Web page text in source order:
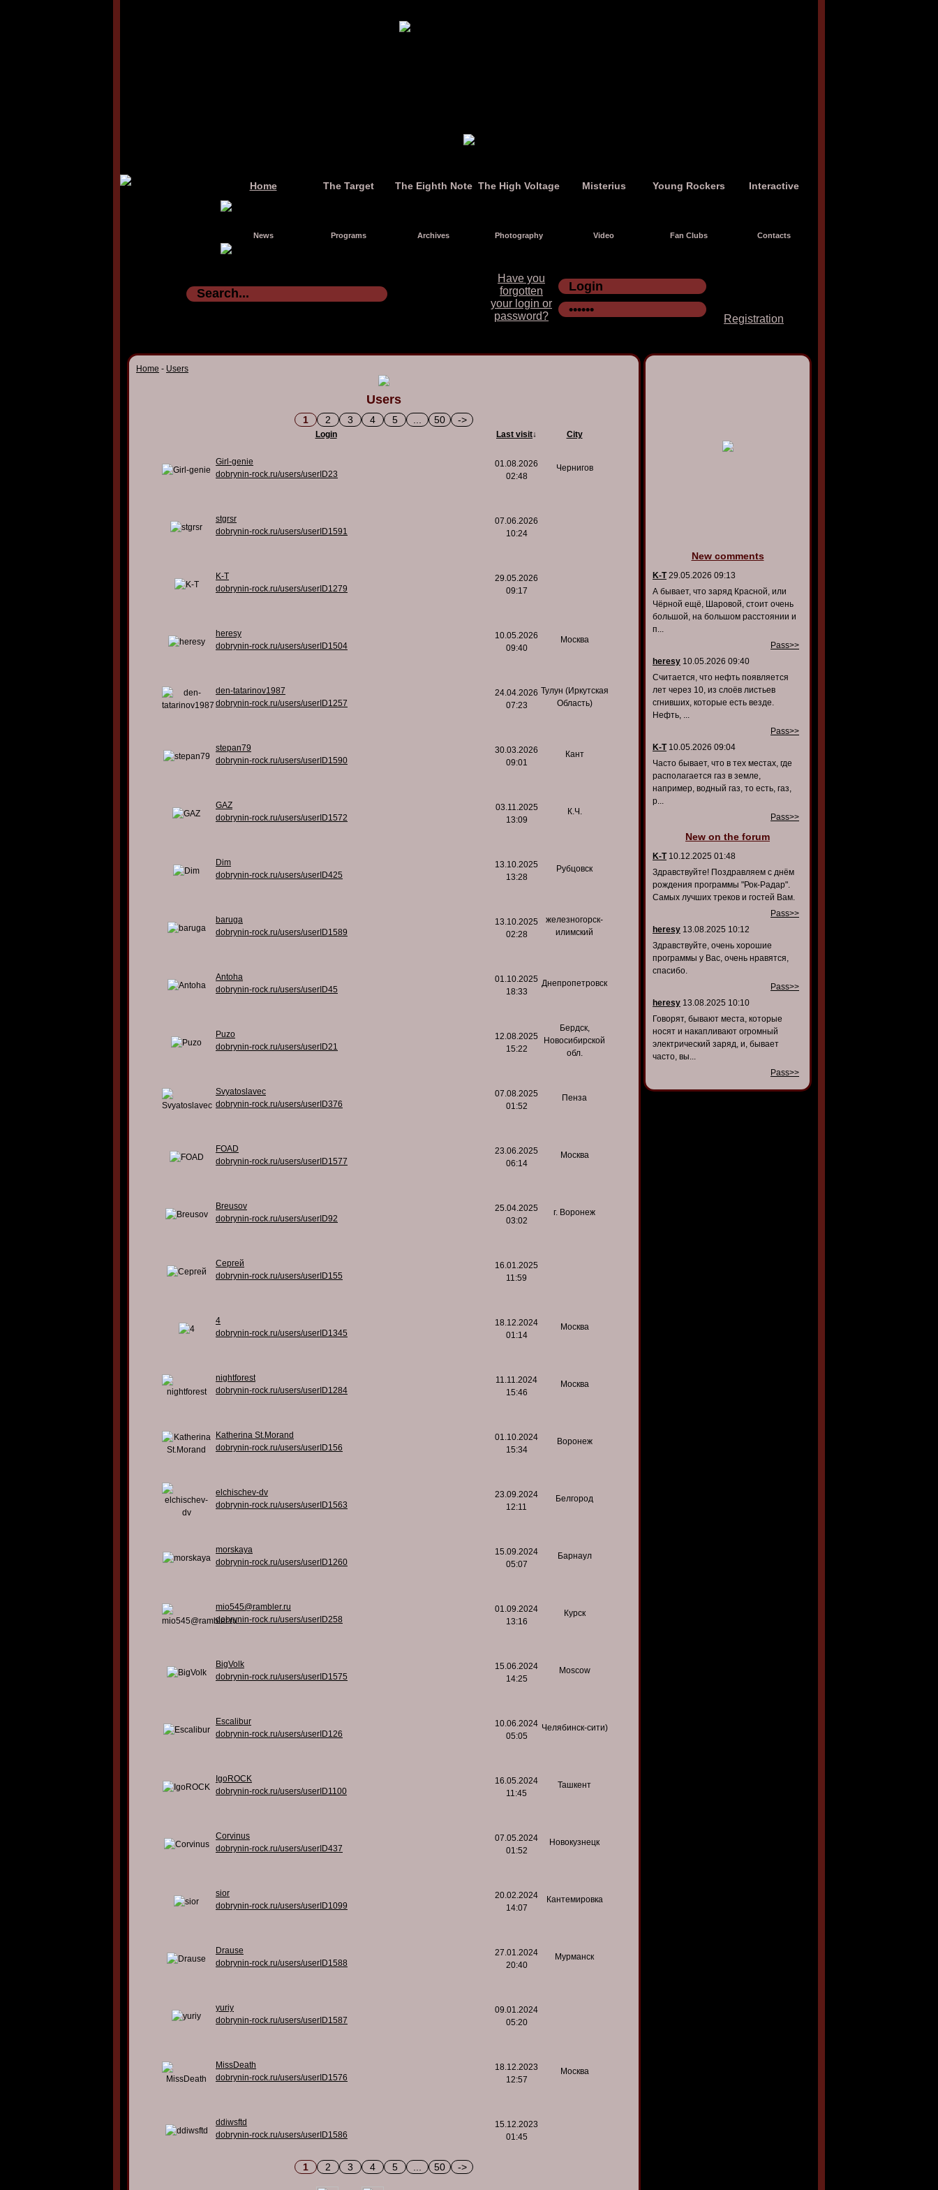
Home The Target The Eighth Note The High Voltage Misterius Young Rockers Interactive
News Programs Archives Photography Video Fan Clubs Contacts
Have you
forgotten
your login or
password?
Registration
Home - Users
Users
1 2 3 4 5 50 ->
Login Last visit↓ City
Girl-genie
dobrynin-rock.ru/users/userID23
01.08.2026
02:48
Чернигов
stgrsr
dobrynin-rock.ru/users/userID1591
07.06.2026
10:24
K-T
dobrynin-rock.ru/users/userID1279
29.05.2026
09:17
heresy
dobrynin-rock.ru/users/userID1504
10.05.2026
09:40
Москва
den-tatarinov1987
dobrynin-rock.ru/users/userID1257
24.04.2026
07:23
Тулун (Иркутская
Область)
stepan79
dobrynin-rock.ru/users/userID1590
30.03.2026
09:01
Кант
GAZ
dobrynin-rock.ru/users/userID1572
03.11.2025
13:09
К.Ч.
Dim
dobrynin-rock.ru/users/userID425
13.10.2025
13:28
Рубцовск
baruga
dobrynin-rock.ru/users/userID1589
13.10.2025
02:28
железногорск-
илимский
Antoha
dobrynin-rock.ru/users/userID45
01.10.2025
18:33
Днепропетровск
Puzo
dobrynin-rock.ru/users/userID21
12.08.2025
15:22
Бердск,
Новосибирской
обл.
Svyatoslavec
dobrynin-rock.ru/users/userID376
07.08.2025
01:52
Пенза
FOAD
dobrynin-rock.ru/users/userID1577
23.06.2025
06:14
Москва
Breusov
dobrynin-rock.ru/users/userID92
25.04.2025
03:02
г. Воронеж
Сергей
dobrynin-rock.ru/users/userID155
16.01.2025
11:59
4
dobrynin-rock.ru/users/userID1345
18.12.2024
01:14
Москва
nightforest
dobrynin-rock.ru/users/userID1284
11.11.2024
15:46
Москва
Katherina St.Morand
dobrynin-rock.ru/users/userID156
01.10.2024
15:34
Воронеж
elchischev-dv
dobrynin-rock.ru/users/userID1563
23.09.2024
12:11
Белгород
morskaya
dobrynin-rock.ru/users/userID1260
15.09.2024
05:07
Барнаул
mio545@rambler.ru
dobrynin-rock.ru/users/userID258
01.09.2024
13:16
Курск
BigVolk
dobrynin-rock.ru/users/userID1575
15.06.2024
14:25
Moscow
Escalibur
dobrynin-rock.ru/users/userID126
10.06.2024
05:05
Челябинск-сити)
IgoROCK
dobrynin-rock.ru/users/userID1100
16.05.2024
11:45
Ташкент
Corvinus
dobrynin-rock.ru/users/userID437
07.05.2024
01:52
Новокузнецк
sior
dobrynin-rock.ru/users/userID1099
20.02.2024
14:07
Кантемировка
Drause
dobrynin-rock.ru/users/userID1588
27.01.2024
20:40
Мурманск
yuriy
dobrynin-rock.ru/users/userID1587
09.01.2024
05:20
MissDeath
dobrynin-rock.ru/users/userID1576
18.12.2023
12:57
Москва
ddiwsftd
dobrynin-rock.ru/users/userID1586
15.12.2023
01:45
1 2 3 4 5 50 ->
New comments
K-T29.05.2026 09:13
А бывает, что заряд Красной, или
Чёрной ещё, Шаровой, стоит очень
большой, на большом расстоянии и
п...
Pass>>
heresy 10.05.2026 09:40
Считается, что нефть появляется
лет через 10, из слоёв листьев
сгнивших, которые есть везде.
Нефть, ...
Pass>>
K-T10.05.2026 09:04
Часто бывает, что в тех местах, где
располагается газ в земле,
например, водный газ, то есть, газ,
р...
Pass>>
New on the forum
K-T10.12.2025 01:48
Здравствуйте! Поздравляем с днём
рождения программы "Рок-Радар".
Самых лучших треков и гостей Вам.
Pass>>
heresy 13.08.2025 10:12
Здравствуйте, очень хорошие
программы у Вас, очень нравятся,
спасибо.
Pass>>
heresy 13.08.2025 10:10
Говорят, бывают места, которые
носят и накапливают огромный
электрический заряд, и, бывает
часто, вы...
Pass>>